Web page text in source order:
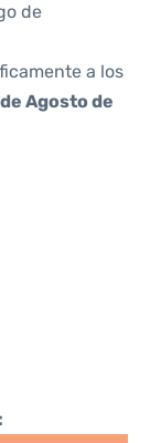
de
a los
Agosto de